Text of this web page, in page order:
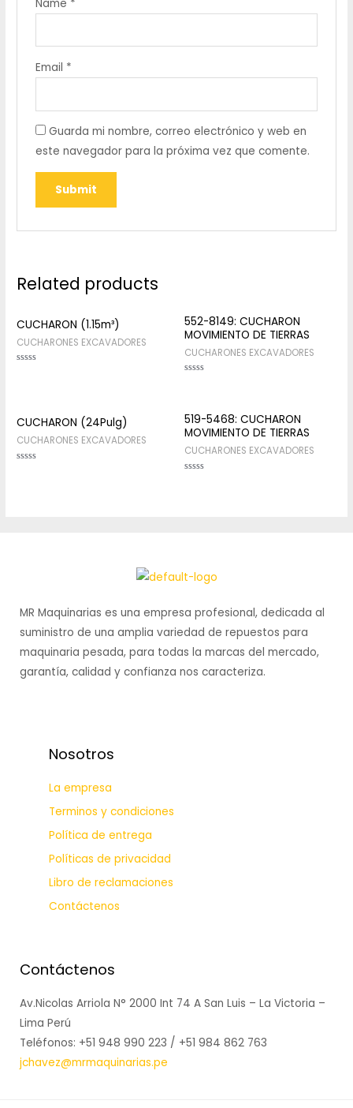
Name *
Email *
Guarda mi nombre, correo electrónico y web en
este navegador para la próxima vez que comente.
Related products
CUCHARON (1.15m³)
CUCHARONES EXCAVADORES
552-8149: CUCHARON
MOVIMIENTO DE TIERRAS
CUCHARONES EXCAVADORES
5
CUCHARON (24Pulg)
CUCHARONES EXCAVADORES
519-5468: CUCHARON
MOVIMIENTO DE TIERRAS
CUCHARONES EXCAVADORES
MR Maquinarias es una empresa profesional, dedicada al
suministro de una amplia variedad de repuestos para
maquinaria pesada, para todas la marcas del mercado,
garantía, calidad y confianza nos caracteriza.
Nosotros
La empresa
Terminos y condiciones
Política de entrega
Políticas de privacidad
Libro de reclamaciones
Contáctenos
Contáctenos
Av.Nicolas Arriola N° 2000 Int 74 A San Luis – La Victoria –
Lima Perú
Teléfonos: +51 948 990 223 / +51 984 862 763
jchavez@mrmaquinarias.pe